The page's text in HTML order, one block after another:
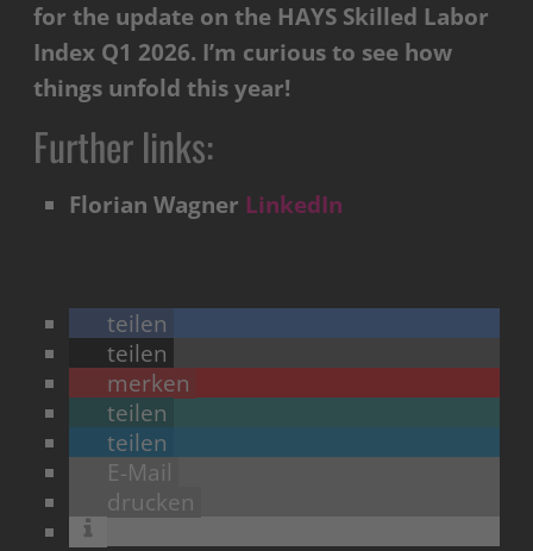
for the update on the HAYS Skilled Labor
Index Q1 2026. I’m curious to see how
things unfold this year!
Further links:
Florian Wagner LinkedIn
teilen
teilen
merken
teilen
teilen
E-Mail
drucken